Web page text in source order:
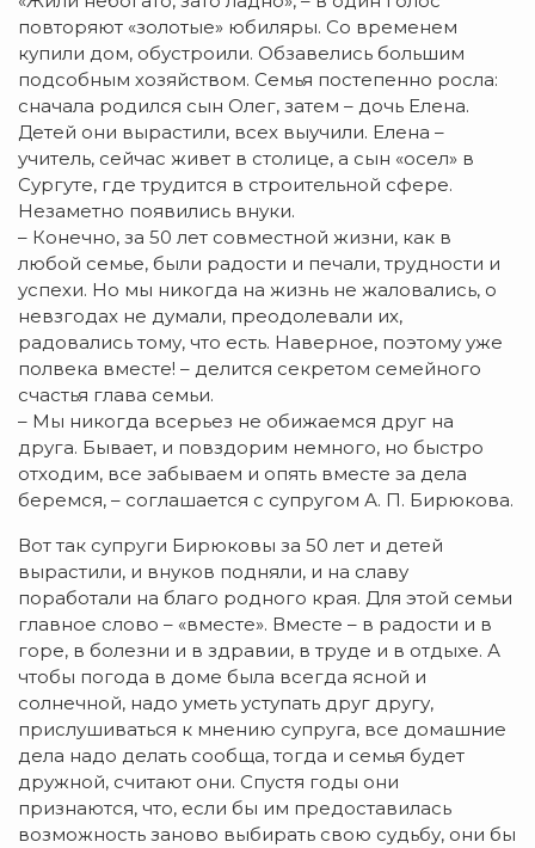
повторяют «золотые» юбиляры. Со временем
купили дом, обустроили. Обзавелись большим
подсобным хозяйством. Семья постепенно росла:
сначала родился сын Олег, затем – дочь Елена.
Детей они вырастили, всех выучили. Елена –
учитель, сейчас живет в столице, а сын «осел» в
Сургуте, где трудится в строительной сфере.
Незаметно появились внуки.
– Конечно, за 50 лет совместной жизни, как в
любой семье, были радости и печали, трудности и
успехи. Но мы никогда на жизнь не жаловались, о
невзгодах не думали, преодолевали их,
радовались тому, что есть. Наверное, поэтому уже
полвека вместе! – делится секретом семейного
счастья глава семьи.
– Мы никогда всерьез не обижаемся друг на
друга. Бывает, и повздорим немного, но быстро
отходим, все забываем и опять вместе за дела
беремся, – соглашается с супругом А. П. Бирюкова.
Вот так супруги Бирюковы за 50 лет и детей
вырастили, и внуков подняли, и на славу
поработали на благо родного края. Для этой семьи
главное слово – «вместе». Вместе – в радости и в
горе, в болезни и в здравии, в труде и в отдыхе. А
чтобы погода в доме была всегда ясной и
солнечной, надо уметь уступать друг другу,
прислушиваться к мнению супруга, все домашние
дела надо делать сообща, тогда и семья будет
дружной, считают они. Спустя годы они
признаются, что, если бы им предоставилась
возможность заново выбирать свою судьбу, они бы